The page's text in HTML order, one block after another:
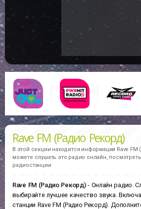
Rave FM (Радио Рекорд)
В этой секции находится информация Rave
можете слушать это радио онлайн,
радиостанции
Rave FM (Радио Рекорд)- Онлайн радио.
выбирайте лучшее качество звука.
станции Rave FM (Радио Рекорд).